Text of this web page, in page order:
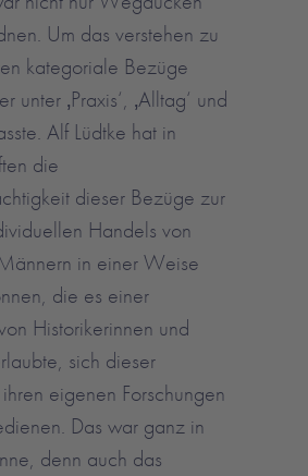
Um das verstehen zu
kategoriale Bezüge
unter ‚Praxis‘, ‚Alltag‘ und
Alf Lüdtke hat in
die
dieser Bezüge zur
Handels von
in einer Weise
die es einer
Historikerinnen und
sich dieser
eigenen Forschungen
Das war ganz in
denn auch das